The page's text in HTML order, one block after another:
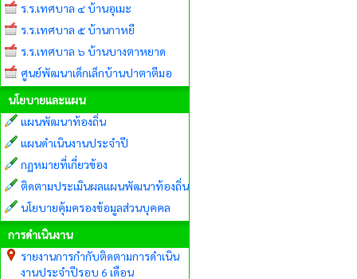
ร.ร.เทศบาล ๔ บ้านอุเมะ
ร.ร.เทศบาล ๕ บ้านกาหยี
ร.ร.เทศบาล ๖ บ้านบางตาหยาด
ศูนย์พัฒนาเด็กเล็กบ้านปาตาตีมอ
นโยบายและแผน
แผนพัฒนาท้องถิ่น
แผนดำเนินงานประจำปี
กฏหมายที่เกี่ยวข้อง
ติดตามประเมินผลแผนพัฒนาท้องถิ่น
นโยบายคุ้มครองข้อมูลส่วนบุคคล
การดำเนินงาน
รายงานการกำกับติดตามการดำเนิน
งานประจำปีรอบ 6 เดือน